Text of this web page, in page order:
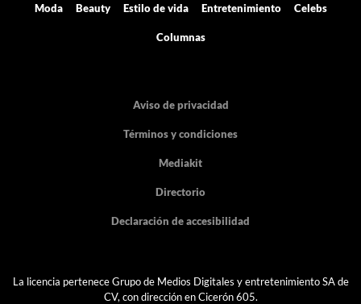
Moda Beauty Estilo de vida Entretenimiento Celebs
Columnas
Aviso de privacidad
Términos y condiciones
Mediakit
Directorio
Declaración de accesibilidad
La licencia pertenece Grupo de Medios Digitales y entretenimiento SA de
CV, con dirección en Cicerón 605.